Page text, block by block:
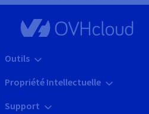
Outils
Propriété Intellectuelle
Support